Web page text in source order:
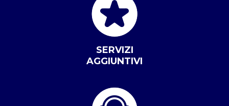
SERVIZI
AGGIUNTIVI